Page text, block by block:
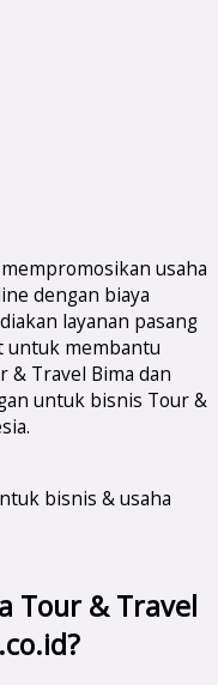
usaha
dengan biaya
layanan pasang
untuk membantu
Travel Bima dan
untuk bisnis Tour &
Tour & Travel